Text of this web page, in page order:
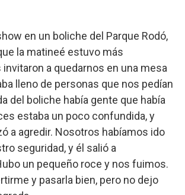
en un boliche del Parque Rodó,
la matineé estuvo más
invitaron a quedarnos en una mesa
lleno de personas que nos pedían
del boliche había gente que había
estaba un poco confundida, y
a agredir. Nosotros habíamos ido
seguridad, y él salió a
un pequeño roce y nos fuimos.
y pasarla bien, pero no dejo